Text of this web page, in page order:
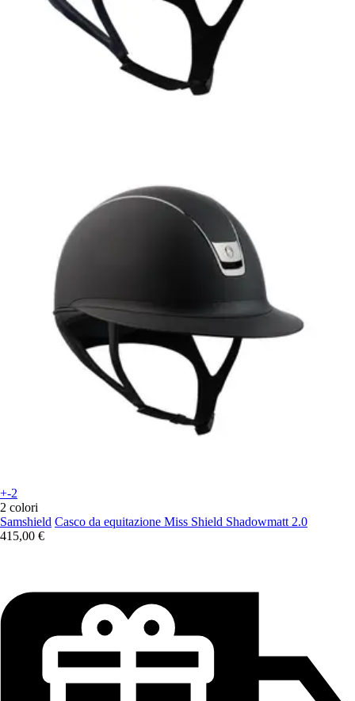
+-2
2 colori
Samshield Casco da equitazione Miss Shield Shadowmatt 2.0
415,00 €